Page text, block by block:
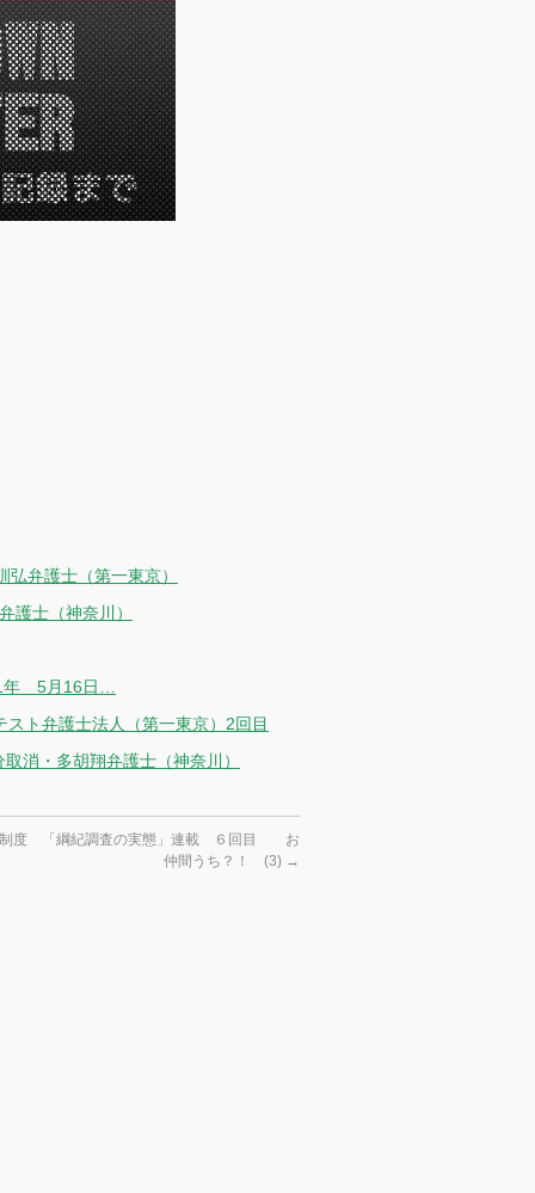
弁護士（第一東京）
護士（神奈川）
年 5月16日…
ト弁護士法人（第一東京）2回目
消・多胡翔弁護士（神奈川）
制度 「綱紀調査の実態」連載 ６回目 お
仲間うち？！ (3) →